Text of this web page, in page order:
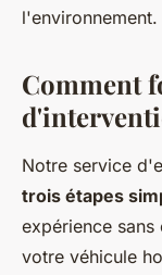
l'environnement.
Comment
Notre service
trois étapes
expérience sans
votre véhicule